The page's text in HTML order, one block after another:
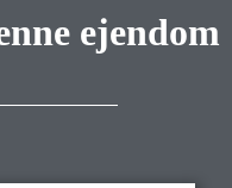
ejendom